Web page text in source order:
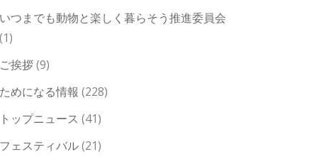
いつまでも動物と楽しく暮らそう推進委員会
(1)
ご挨拶(9)
ためになる情報 (228)
トップニュース (41)
フェスティバル(21)